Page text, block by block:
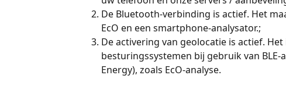
De Bluetooth-verbinding is actief. Het
EcO en een smartphone-analysator.;
De activering van geolocatie is actief.
besturingssystemen bij gebruik van
Energy), zoals EcO-analyse.